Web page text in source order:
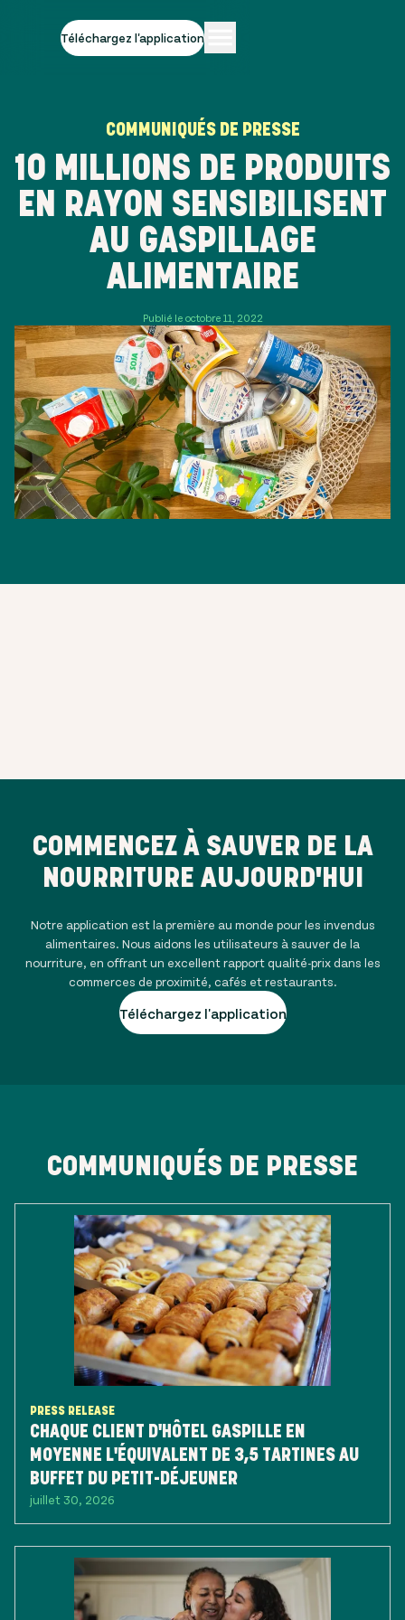
Téléchargez l'application
COMMUNIQUÉS DE PRESSE
10 MILLIONS DE PRODUITS
EN RAYON SENSIBILISENT
AU GASPILLAGE
ALIMENTAIRE
Publié le octobre 11, 2022
COMMENCEZ À SAUVER DE LA
NOURRITURE AUJOURD'HUI
Notre application est la première au monde pour les invendus
alimentaires. Nous aidons les utilisateurs à sauver de la
nourriture, en offrant un excellent rapport qualité-prix dans les
commerces de proximité, cafés et restaurants.
Téléchargez l'application
COMMUNIQUÉS DE PRESSE
PRESS RELEASE
CHAQUE CLIENT D'HÔTEL GASPILLE EN
MOYENNE L'ÉQUIVALENT DE 3,5 TARTINES AU
BUFFET DU PETIT-DÉJEUNER
juillet 30, 2026